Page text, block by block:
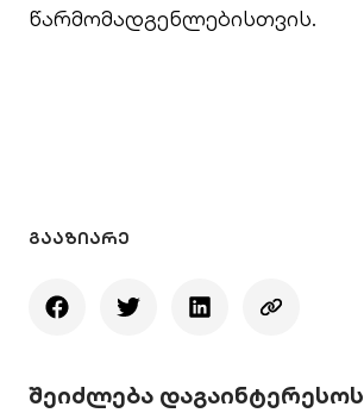
წარმომადგენლებისთვის.
ᲒᲐᲐᲖᲘᲐᲠᲔ
შეიძლება დაგაინტერესოს